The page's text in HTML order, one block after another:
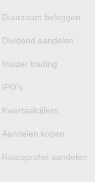
Duurzaam beleggen
Dividend aandelen
Insider trading
IPO’s
Kwartaalcijfers
Aandelen kopen
Risicoprofiel aandelen